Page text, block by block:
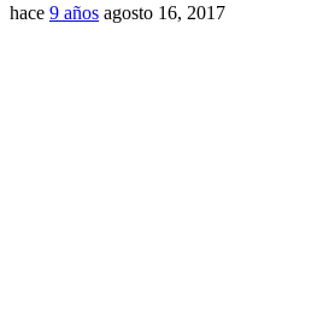
hace 9 años agosto 16, 2017